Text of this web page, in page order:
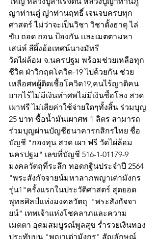
ญาท่านตู๋ ญ่าท่านฤทธิ์ เจนจบครบทุก
ศาสตร์ ไม่ว่าจะเป็นวิชา วิชาตั้งธาตุ ไล่
ขับ ถอด ถอน ป้องกัน เเละเมตตามหา
เสน่ห์ สีผึ้งอ้อเทศน์นางมัทรี
วัดไผ่ล้อม จ.นครปฐม พร้อมช่วยเหลือทุก
ชีวิต ฝ่าวิกฤตโควิด-19 ไปด้วยกัน ช่วย
เหลือศพผู้ติดเชื้อโควิด19,คนไร้ญาติคน
ยากไร้ไม่มีเงินทำศพไม่มีเงินซื้อโลง สวด
เผาฟรี ไม่เสียค่าใช้จ่ายใดๆทั้งสิ้น ร่วมบุญ
25 บาท ซื้อน้ำมันเผาศพ 1 ลิตร สามารถ
ร่วมบุญผ่านบัญชีธนาคารกสิกรไทย ชื่อ
บัญชี "กองทุน สวด เผา ฟรี วัดไผ่ล้อม
นครปฐม" เลขที่บัญชี 516-1-01179-9
มงคลวัตถุที่ระลึก ทอดกฐินประจำปี 2564
"พระสังกัจจายน์มหาลาภพญาเต่ามังกร
รุ่น1"ครั้งแรกในประวัติศาสตร์ สุดยอด
พุทธศิลป์แห่งมงคลวัตถุ  "พระสังกัจจา
ยน์" เทพเจ้าแห่งโชคลาภและความ
เมตตา อุดมสมบูรณ์พูลสุข ร่ำรวยเงินทอง
ประทับบน "พญาเต่ามังกร" สัญลักษณ์